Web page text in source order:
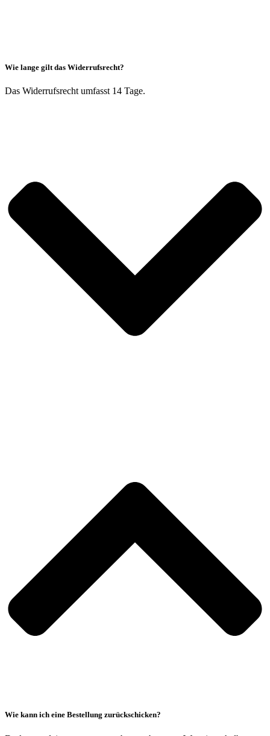
Wie lange gilt das Widerrufsrecht?
Das Widerrufsrecht umfasst 14 Tage.
Wie kann ich eine Bestellung zurückschicken?